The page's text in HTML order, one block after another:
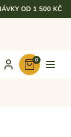
OD 1 500 KČ
Nákupní
košík
0